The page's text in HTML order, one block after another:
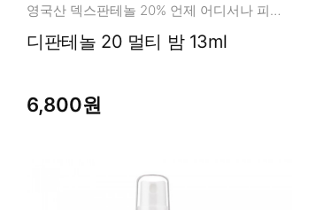
영국산 덱스판테놀 20% 언제 어디서나 피부 장벽 관리!
디판테놀 20 멀티 밤 13ml
6,800원